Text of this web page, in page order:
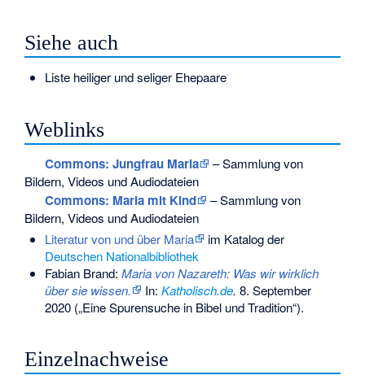
Siehe auch
Liste heiliger und seliger Ehepaare
Weblinks
Commons: Jungfrau Maria
– Sammlung von
Bildern, Videos und Audiodateien
Commons: Maria mit Kind
– Sammlung von
Bildern, Videos und Audiodateien
Literatur von und über Maria
im Katalog der
Deutschen Nationalbibliothek
Fabian Brand: Maria von Nazareth: Was wir wirklich
über sie wissen.
In: Katholisch.de. 8. September
2020 („Eine Spurensuche in Bibel und Tradition“).
Einzelnachweise